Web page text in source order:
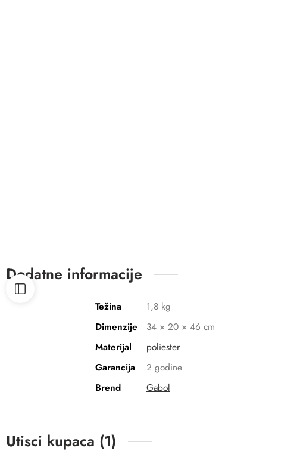
Dodatne informacije
Težina
1,8 kg
Dimenzije
34 × 20 × 46 cm
Materijal
poliester
Garancija
2 godine
Brend
Gabol
Utisci kupaca (1)